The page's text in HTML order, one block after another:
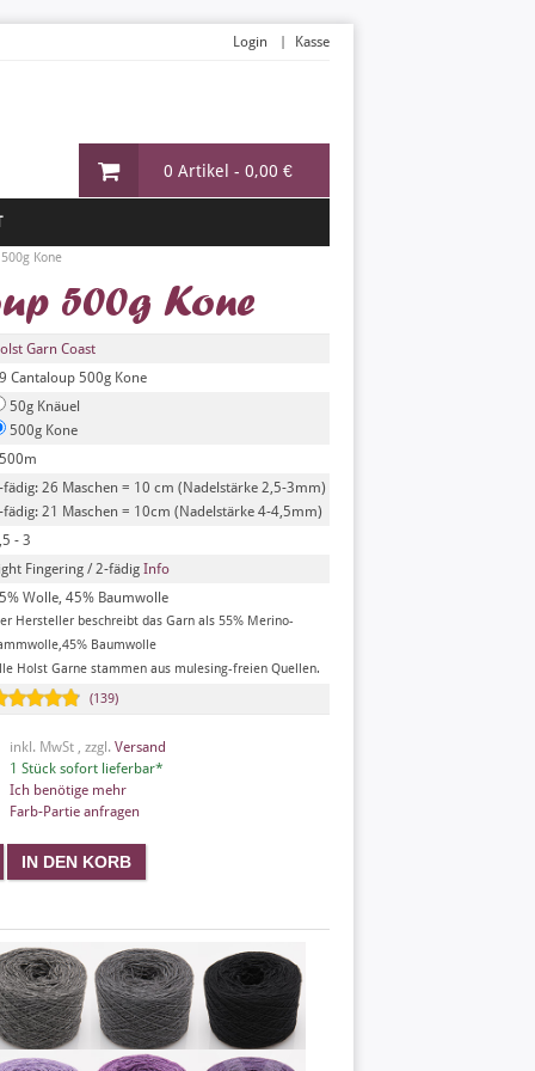
0 Artikel - 0,00 €
Login Kasse
Kone
500g Kone
Garn Coast
Cantaloup 500g Kone
50g Knäuel
500g Kone
fädig: 26 Maschen = 10 cm (Nadelstärke 2,5-3mm)
fädig: 21 Maschen = 10cm (Nadelstärke 4-4,5mm)
- 3
Fingering / 2-fädig Info
Wolle, 45% Baumwolle
Hersteller beschreibt das Garn als 55% Merino-
Baumwolle
Holst Garne stammen aus mulesing-freien Quellen.
(139)
inkl. MwSt , zzgl. Versand
1 Stück sofort lieferbar*
Ich benötige mehr
Farb-Partie anfragen